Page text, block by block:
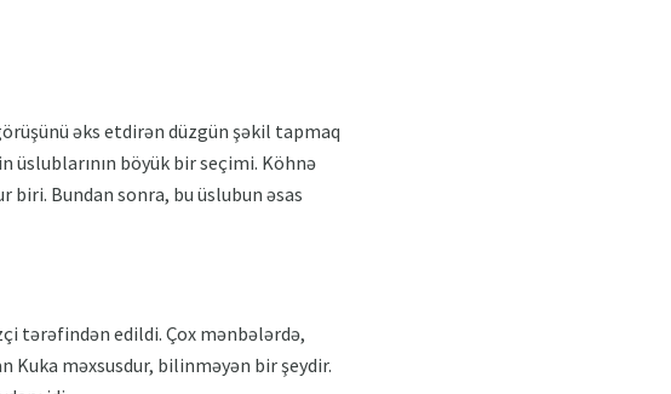
əks etdirən düzgün şəkil tapmaq
üslublarının böyük bir seçimi. Köhnə
Bundan sonra, bu üslubun əsas
tərəfindən edildi. Çox mənbələrdə,
məxsusdur, bilinməyən bir şeydir.